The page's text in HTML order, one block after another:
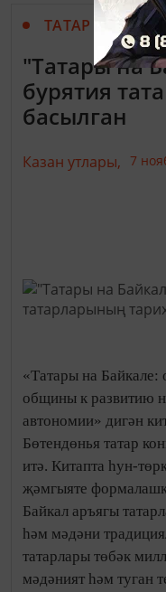
ТАТАР
"Татары на
бурятия
басылган
Казан утлары, 7
«Татары на Байкале:
общины к развитию
автономии» дигән
Бөтендөнья татар
итә. Китапта һун-
җәмгыяте
Байкал аръягы
һәм мәдәни
татарлары төбәк
мәдәният һәм туган